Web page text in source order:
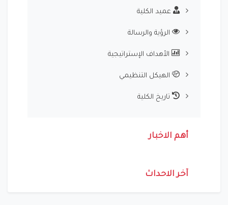
عميد الكلية
الرؤية والرسالة
الأهداف الإستراتيجية
الهيكل التنظيمي
تاريخ الكلية
أهم الاخبار
آخر الاحداث